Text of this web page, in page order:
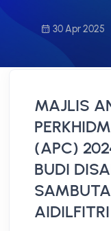
30 Apr 2025
MAJLIS
(APC)
BUDI